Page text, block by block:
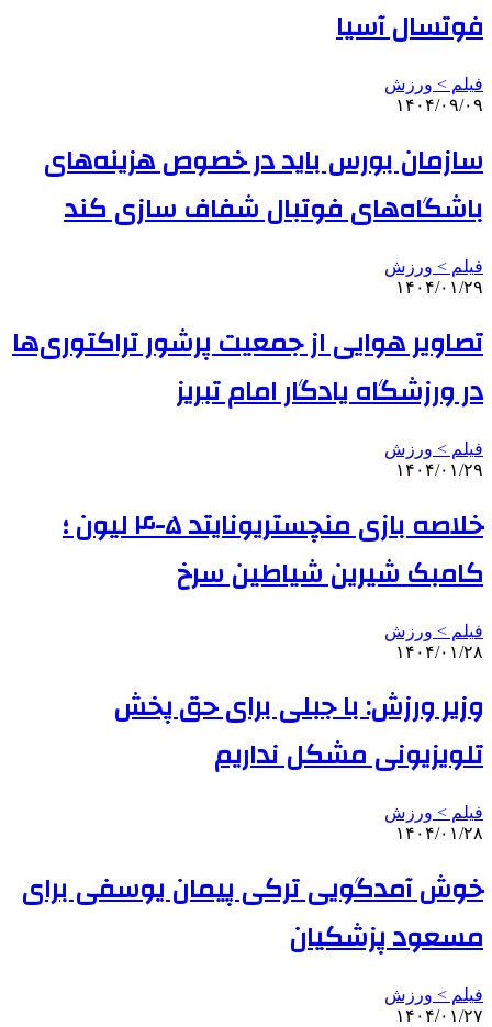
فوتسال آسیا
فیلم > ورزش
۱۴۰۴/۰۹/۰۹
سازمان بورس باید در خصوص هزینه‌های
باشگاه‌های فوتبال شفاف سازی کند
فیلم > ورزش
۱۴۰۴/۰۱/۲۹
تصاویر هوایی از جمعیت پرشور تراکتوری‌ها
در ورزشگاه یادگار امام تبریز
فیلم > ورزش
۱۴۰۴/۰۱/۲۹
خلاصه بازی منچستریونایتد ۵-۴ لیون ؛
کامبک شیرین شیاطین سرخ
فیلم > ورزش
۱۴۰۴/۰۱/۲۸
وزیر ورزش: با جبلی برای حق پخش
تلویزیونی مشکل نداریم
فیلم > ورزش
۱۴۰۴/۰۱/۲۸
خوش آمدگویی ترکی پیمان یوسفی برای
مسعود پزشکیان
فیلم > ورزش
۱۴۰۴/۰۱/۲۷